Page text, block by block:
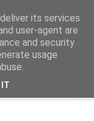
its services
user-agent are
and security
usage
IT